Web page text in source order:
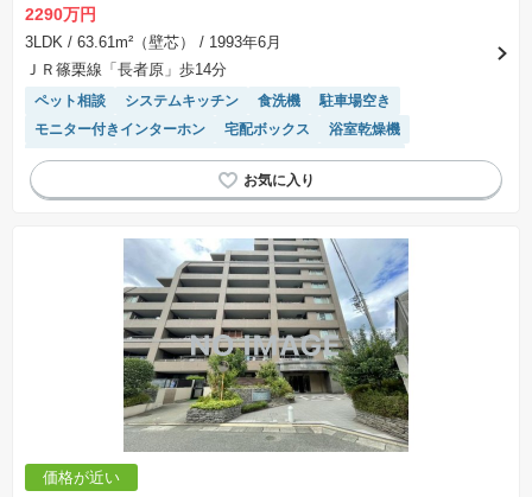
2290万円
3LDK / 63.61m²（壁芯）
/ 1993年6月
ＪＲ篠栗線「長者原」歩14分
ペット相談 システムキッチン 食洗機
駐車場空き
モニター付きインターホン
宅配ボックス
浴室乾燥機
陽当り良好
リフォーム済み物件
駐車場(普通車)あり
温水洗浄便座
価格が近い